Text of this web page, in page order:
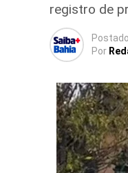
registro de
Postado
Por